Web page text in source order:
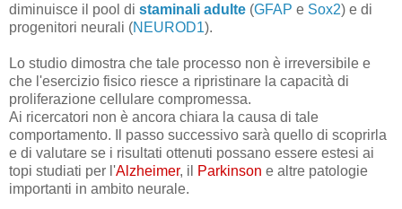
diminuisce il pool di staminali adulte (GFAP e Sox2) e di
progenitori neurali (NEUROD1).
Lo studio dimostra che tale processo non è irreversibile e
che l'esercizio fisico riesce a ripristinare la capacità di
proliferazione cellulare compromessa.
Ai ricercatori non è ancora chiara la causa di tale
comportamento. Il passo successivo sarà quello di scoprirla
e di valutare se i risultati ottenuti possano essere estesi ai
topi studiati per l'Alzheimer, il Parkinson e altre patologie
importanti in ambito neurale.